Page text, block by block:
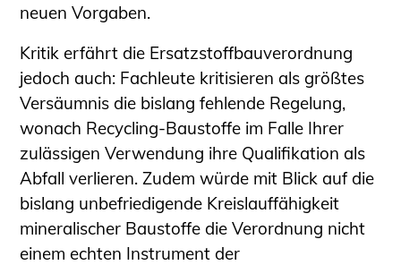
neuen Vorgaben.
Kritik erfährt die Ersatzstoffbauverordnung
jedoch auch: Fachleute kritisieren als größtes
Versäumnis die bislang fehlende Regelung,
wonach Recycling-Baustoffe im Falle Ihrer
zulässigen Verwendung ihre Qualifikation als
Abfall verlieren. Zudem würde mit Blick auf die
bislang unbefriedigende Kreislauffähigkeit
mineralischer Baustoffe die Verordnung nicht
einem echten Instrument der